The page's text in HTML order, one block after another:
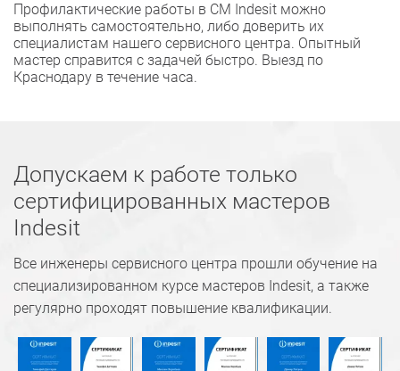
Профилактические работы в СМ Indesit можно
выполнять самостоятельно, либо доверить их
специалистам нашего сервисного центра. Опытный
мастер справится с задачей быстро. Выезд по
Краснодару в течение часа.
Допускаем к работе только
сертифицированных мастеров
Indesit
Все инженеры сервисного центра прошли обучение на
специализированном курсе мастеров Indesit, а также
регулярно проходят повышение квалификации.